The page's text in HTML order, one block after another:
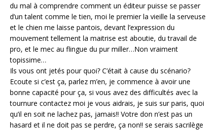
du mal à comprendre comment un éditeur puisse se passer
d’un talent comme le tien, moi le premier la vieille la serveuse
et le chien me laisse pantois, devant l’expression du
mouvement tellement la maitrise est aboutie, du travail de
pro, et le mec au flingue du pur miller…Non vraiment
topissime…
Ils vous ont jetés pour quoi? C’était à cause du scénario?
Ecoute si c’est ça, parlez m’en, je commence à avoir une
bonne capacité pour ça, si vous avez des difficultés avec la
tournure contactez moi je vous aidrais, je suis sur paris, quoi
qu’il en soit ne lachez pas, jamais!! Votre don n’est pas un
hasard et il ne doit pas se perdre, ça non!! se serais sacrilège